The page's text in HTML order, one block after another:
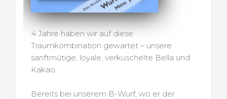
4 Jahre haben wir auf diese
Traumkombination gewartet – unsere
sanftmütige, loyale, verkuschelte Bella und
Kakao.
Bereits bei unserem B-Wurf, wo er der